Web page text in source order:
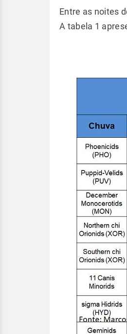
Entre as noites
A tabela 1